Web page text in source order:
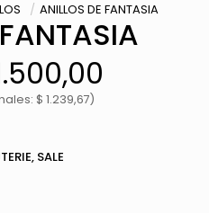
/ ANILLOS DE FANTASIA
$ 1.239,67)
, SALE